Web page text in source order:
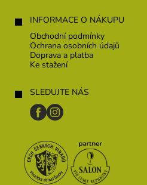
INFORMACE O NÁKUPU
Obchodní podmínky
Ochrana osobních údajů
Doprava a platba
Ke stažení
SLEDUJTE NÁS